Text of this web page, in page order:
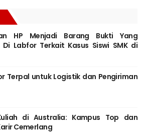
HP Menjadi Barang Bukti Yang
Di Labfor Terkait Kasus Siswi SMK di
Terpal untuk Logistik dan Pengiriman
di Australia: Kampus Top dan
Cemerlang